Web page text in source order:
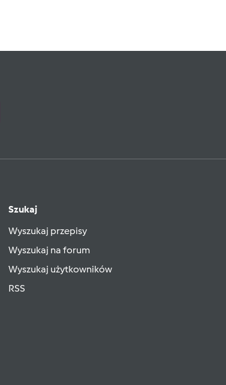
Szukaj
Wyszukaj przepisy
Wyszukaj na forum
Wyszukaj użytkowników
RSS